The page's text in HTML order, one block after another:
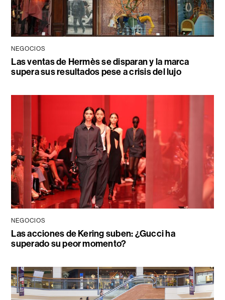
NEGOCIOS
Las ventas de Hermès se disparan y la marca
supera sus resultados pese a crisis del lujo
NEGOCIOS
Las acciones de Kering suben: ¿Gucci ha
superado su peor momento?